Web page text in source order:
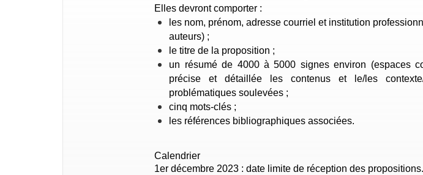
Elles devront comporter :
les nom, prénom, adresse courriel et institution
auteurs) ;
le titre de la proposition ;
un résumé de 4000 à 5000 signes environ (espaces
précise et détaillée les contenus et le/les
problématiques soulevées ;
cinq mots-clés ;
les références bibliographiques associées.
Calendrier
1er décembre 2023 : date limite de réception des propositions.